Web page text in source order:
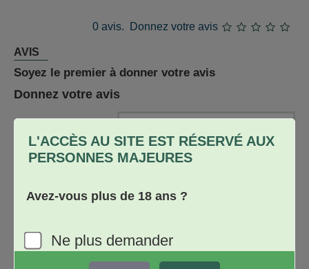
L'ACCÈS AU SITE EST RÉSERVÉ AUX
PERSONNES MAJEURES
Avez-vous plus de 18 ans ?
Ne plus demander
0 avis. Donnez votre avis
AVIS
Soyez le premier à donner votre avis
Donnez votre avis
Nom
Avis
Note